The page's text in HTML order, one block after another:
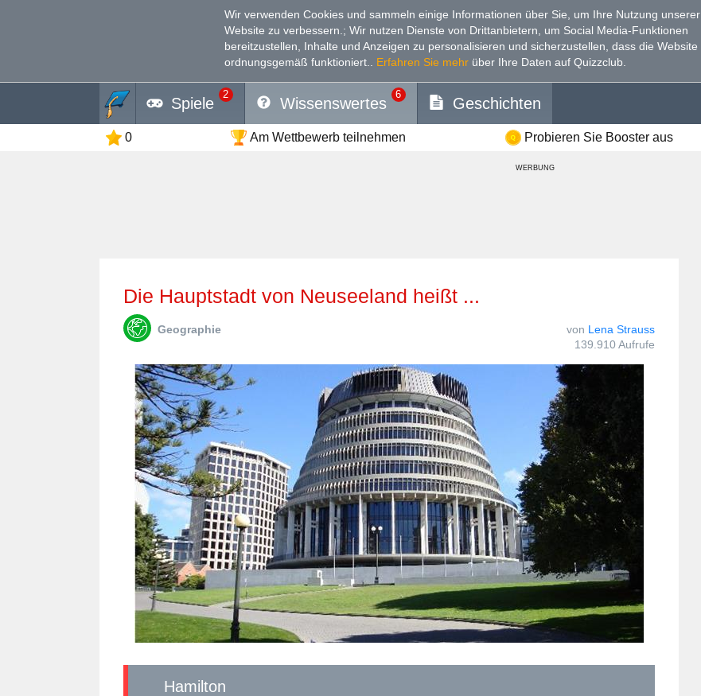
Wir verwenden Cookies und sammeln einige Informationen über Sie, um Ihre Nutzung unserer
Website zu verbessern. ; Wir nutzen Dienste von Drittanbietern, um Social Media-Funktionen
bereitzustellen, Inhalte und Anzeigen zu personalisieren und sicherzustellen, dass die Website
ordnungsgemäß funktioniert.
Erfahren Sie mehr über Ihre Daten auf Quizzclub.
Spiele
2
Wissenswertes
6
Geschichten
0 Am Wettbewerb teilnehmen Probieren Sie Booster aus
WERBUNG
Die Hauptstadt von Neuseeland heißt ...
Geographie von Lena Strauss
139.910 Aufrufe
Hamilton